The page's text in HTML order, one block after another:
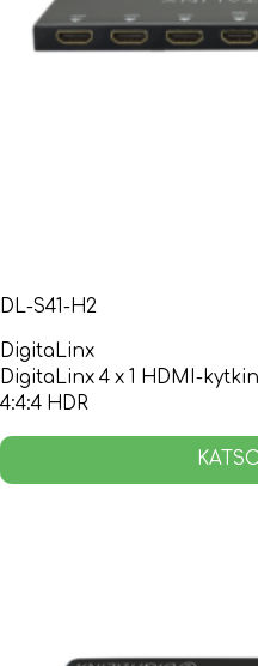
DL-S41-H2
DigitaLinx
DigitaLinx 4 x 1 HDMI-
4:4:4 HDR